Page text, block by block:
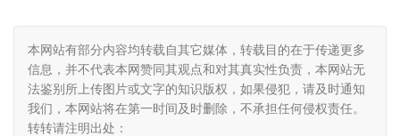
本网站有部分内容均转载自其它媒体，转载目的在于传递更多
信息，并不代表本网赞同其观点和对其真实性负责，本网站无
法鉴别所上传图片或文字的知识版权，如果侵犯，请及时通知
我们，本网站将在第一时间及时删除，不承担任何侵权责任。
转转请注明出处：